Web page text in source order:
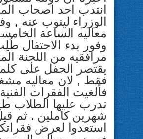
انتدب احد اصحاب
الوزراء لينوب عنه ,
معاليه الساعة
وفور بدء الاحتفال
مرافقيه من اللجنة
يقتصر الحفل على
فقط , لان معاليه
فألغيت الفقرات
تدرب عليها الطلاب
شهرين كاملين . ثم
استعدوا لعرض